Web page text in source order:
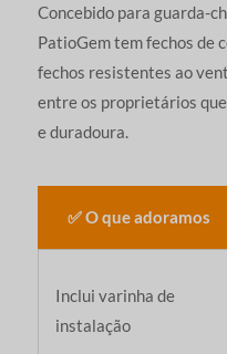
Concebido para guarda-
PatioGem tem fechos de
fechos resistentes ao
entre os proprietários
e duradoura.
✅ O que adoramos
Inclui varinha de
instalação